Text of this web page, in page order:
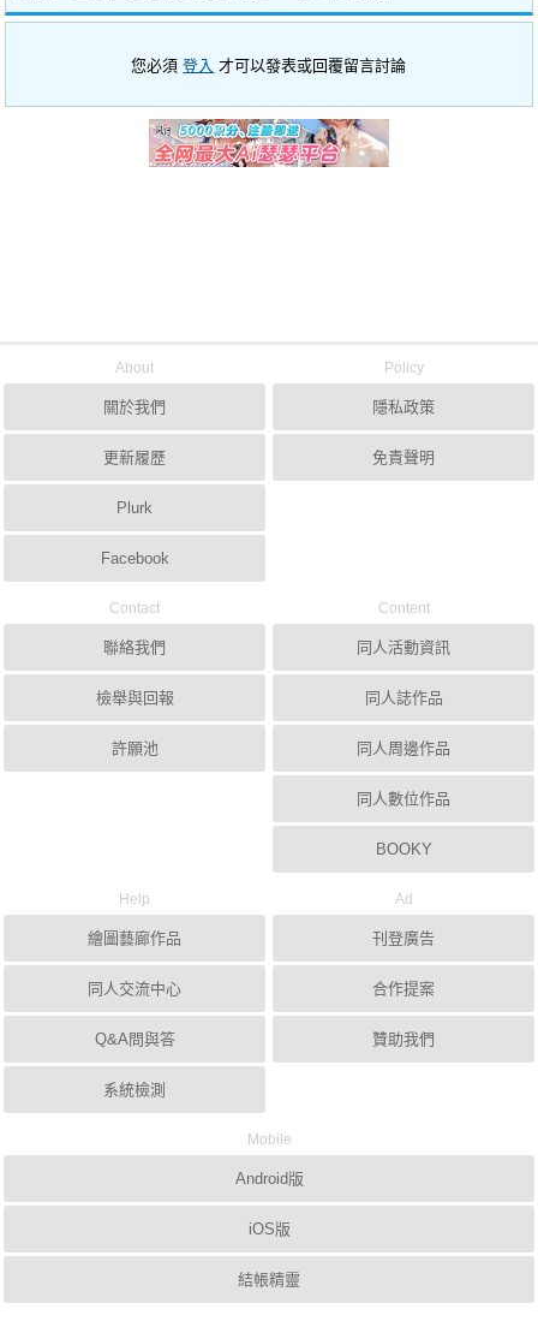
您必須登入 才可以發表或回覆留言討論
About
關於我們
更新履歷
Plurk
Facebook
Policy
隱私政策
免責聲明
Contact
聯絡我們
檢舉與回報
許願池
Content
同人活動資訊
同人誌作品
同人周邊作品
同人數位作品
BOOKY
Help
繪圖藝廊作品
同人交流中心
Q&A問與答
系統檢測
Ad
刊登廣告
合作提案
贊助我們
Mobile
Android版
iOS版
結帳精靈